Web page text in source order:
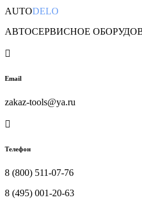
AUTODELO
АВТОСЕРВИСНОЕ

Email
zakaz-tools@ya.ru

Телефон
8 (800) 511-07-76
8 (495) 001-20-63